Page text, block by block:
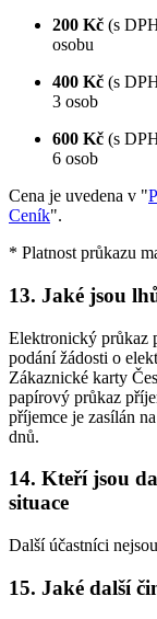
200 Kč (s
osobu
400 Kč (s
3 osob
600 Kč (s
6 osob
Cena je uvedena v "
Ceník".
* Platnost průkazu
13. Jaké jsou
Elektronický průkaz
podání žádosti o
Zákaznické karty
papírový průkaz
příjemce je zasílán
dnů.
14. Kteří jsou
situace
Další účastníci
15. Jaké další